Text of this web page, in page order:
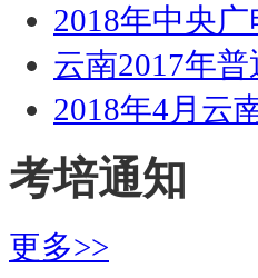
2018年中央
云南2017年
2018年4月云
考培通知
更多>>